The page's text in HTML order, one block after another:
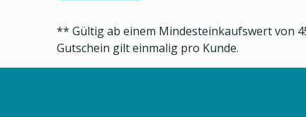
** Gültig ab einem Mindesteinkaufswert von
Gutschein gilt einmalig pro Kunde.